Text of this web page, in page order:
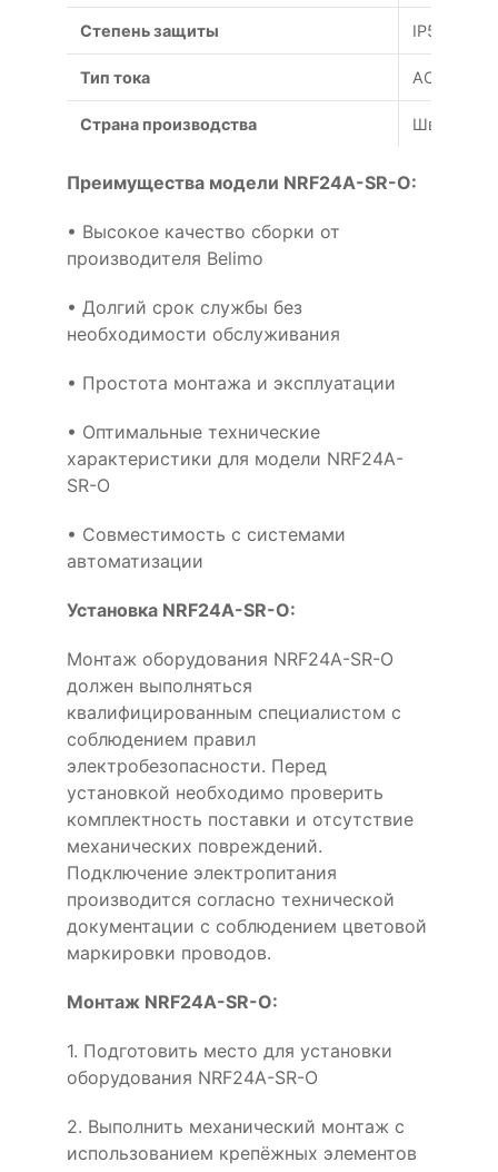
Степень защиты IP54
Тип тока AC/DC
Страна производства
Преимущества модели NRF24A-SR-O:
• Высокое качество сборки от
производителя Belimo
• Долгий срок службы без
необходимости обслуживания
• Простота монтажа и эксплуатации
• Оптимальные технические
характеристики для модели NRF24A-
SR-O
• Совместимость с системами
автоматизации
Установка NRF24A-SR-O:
Монтаж оборудования NRF24A-SR-O
должен выполняться
квалифицированным специалистом с
соблюдением правил
электробезопасности. Перед
установкой необходимо проверить
комплектность поставки и отсутствие
механических повреждений.
Подключение электропитания
производится согласно технической
документации с соблюдением цветовой
маркировки проводов.
Монтаж NRF24A-SR-O:
1. Подготовить место для установки
оборудования NRF24A-SR-O
2. Выполнить механический монтаж с
использованием крепёжных элементов